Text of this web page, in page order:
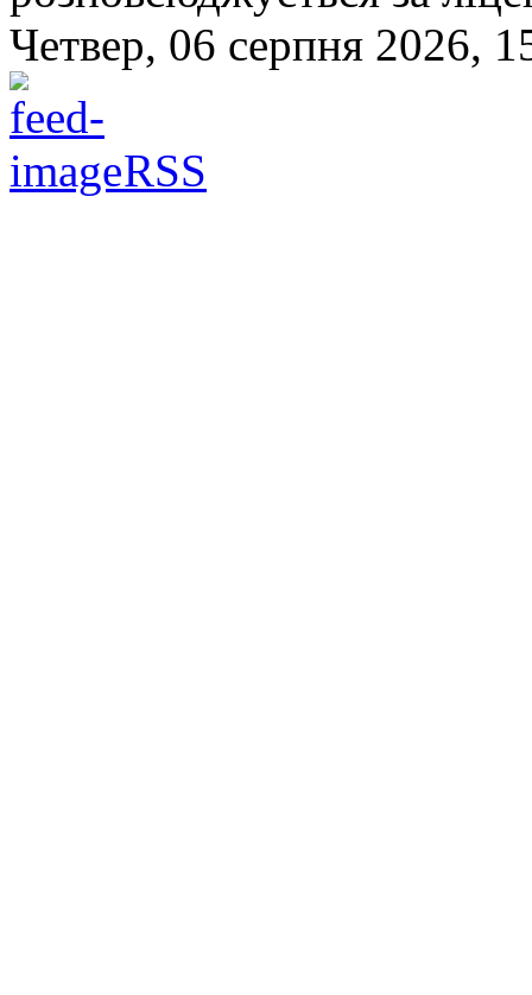
Четвер, 06 серпня 2026,
RSS